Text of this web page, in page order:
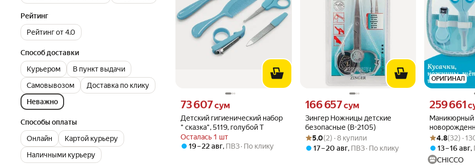
Рейтинг
Рейтинг от 4.0
Способ доставки
Курьером
В пункт выдачи
Самовывозом
Доставка по клику
Неважно
Способы оплаты
Онлайн
Картой курьеру
Наличными курьеру
Детский гигиенический набор
" сказка", 5119, голубой Т
Осталась 1 шт
Цена 73607 сум вместо
73 607сум
19 – 22 авг, ПВЗ По клику
Зингер Ножницы детские
безопасные (B-2105)
Цена 166657 сум вместо
166 657сум
Рейтинг товара: 5.0 из 5
Оценок: (2) · 8 купили
5.0(2) · 8 купили
17 – 20 авг, ПВЗ По клику
ОРИГИНАЛ
Маникюрный
Chicco Happy
Цена 259661
259 661
Рейтинг
Оценок: (32) ·
4.8(32) ·
13 – 16 авг,
CHICCO